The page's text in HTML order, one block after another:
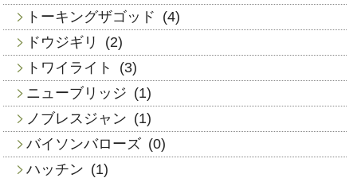
トーキングザゴッド (4)
ドウジギリ
(2)
トワイライト
(3)
ニューブリッジ (1)
ノブレスジャン (1)
バイソンバローズ (0)
ハッチン (1)